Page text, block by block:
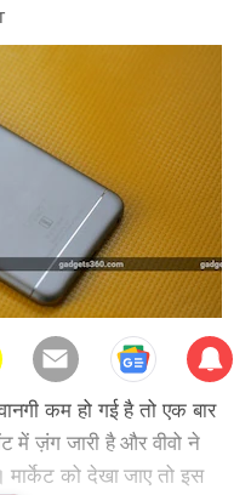
Sub
scri
be
कम हो गई है तो एक बार
में ज़ंग जारी है और वीवो ने
मार्केट को देखा जाए तो इस